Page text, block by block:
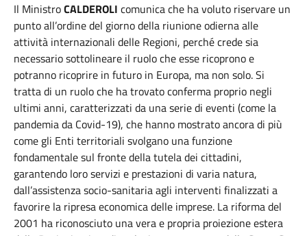
Il MinistroCALDEROLI comunica che ha voluto riservare un
punto all’ordine del giorno della riunione odierna alle
attività internazionali delle Regioni, perché crede sia
necessario sottolineare il ruolo che esse ricoprono e
potranno ricoprire in futuro in Europa, ma non solo. Si
tratta di un ruolo che ha trovato conferma proprio negli
ultimi anni, caratterizzati da una serie di eventi (come la
pandemia da Covid-19), che hanno mostrato ancora di più
come gli Enti territoriali svolgano una funzione
fondamentale sul fronte della tutela dei cittadini,
garantendo loro servizi e prestazioni di varia natura,
dall’assistenza socio-sanitaria agli interventi finalizzati a
favorire la ripresa economica delle imprese. La riforma del
2001 ha riconosciuto una vera e propria proiezione estera